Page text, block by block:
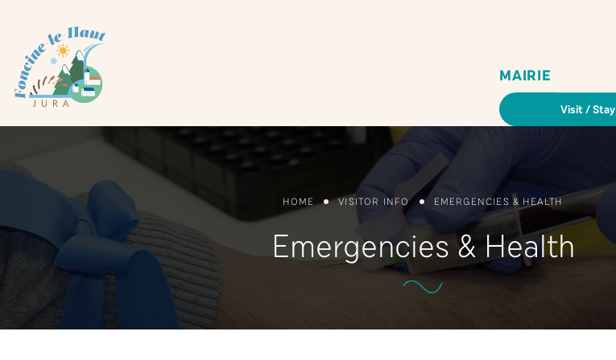
MAIRIE
Visit / Stay
HOME VISITOR INFO EMERGENCIES & HEALTH
Emergencies & Health